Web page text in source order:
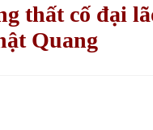
thất cố đại
Quang